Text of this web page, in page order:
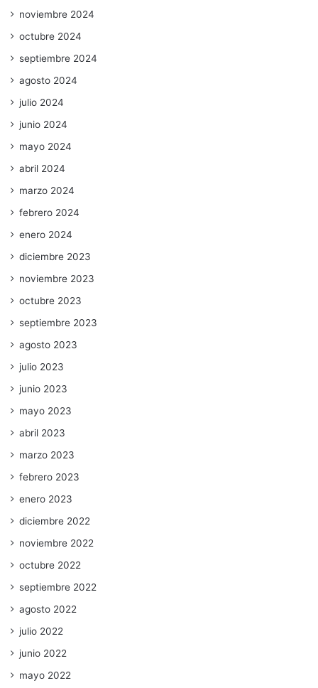
noviembre 2024
octubre 2024
septiembre 2024
agosto 2024
julio 2024
junio 2024
mayo 2024
abril 2024
marzo 2024
febrero 2024
enero 2024
diciembre 2023
noviembre 2023
octubre 2023
septiembre 2023
agosto 2023
julio 2023
junio 2023
mayo 2023
abril 2023
marzo 2023
febrero 2023
enero 2023
diciembre 2022
noviembre 2022
octubre 2022
septiembre 2022
agosto 2022
julio 2022
junio 2022
mayo 2022